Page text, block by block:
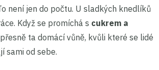
není jen do počtu. U sladkých knedlíků
Když se promíchá s cukrem a
ta domácí vůně, kvůli které se lidé
sami od sebe.